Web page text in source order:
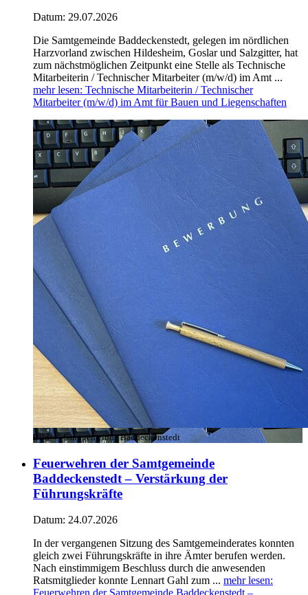
Datum: 29.07.2026
Die Samtgemeinde Baddeckenstedt, gelegen im nördlichen
Harzvorland zwischen Hildesheim, Goslar und Salzgitter, hat
zum nächstmöglichen Zeitpunkt eine Stelle als Technische
Mitarbeiterin / Technischer Mitarbeiter (m/w/d) im Amt ...
mehr lesen: Technische Mitarbeiterin / Technischer
Mitarbeiter (m/w/d) im Amt für Bauen und Liegenschaften
Bild:© Samtgemeinde Baddeckenstedt
Feuerwehren der Samtgemeinde
Baddeckenstedt – Verstärkung der
Führungskräfte
Datum: 24.07.2026
In der vergangenen Sitzung des Samtgemeinderates konnten
gleich zwei Führungskräfte in ihre Ämter berufen werden.
Nach einstimmigem Beschluss durch die anwesenden
Ratsmitglieder konnte Lennart Gahl zum ... mehr lesen: